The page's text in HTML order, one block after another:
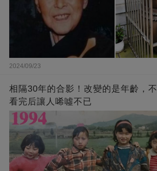
2024/09/23
相隔30年的合影！改變的是年齡，
看完后讓人唏噓不已